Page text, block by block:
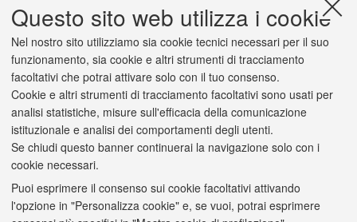
Questo sito web utilizza i cookie
Nel nostro sito utilizziamo sia cookie tecnici necessari per il suo
funzionamento, sia cookie e altri strumenti di tracciamento
facoltativi che potrai attivare solo con il tuo consenso.
Cookie e altri strumenti di tracciamento facoltativi sono usati per
analisi statistiche, misure sull'efficacia della comunicazione
istituzionale e analisi dei comportamenti degli utenti.
Se chiudi questo banner continuerai la navigazione solo con i
cookie necessari.
Puoi esprimere il consenso sui cookie facoltativi attivando
l'opzione in "Personalizza cookie" e, se vuoi, potrai esprimere
Domanda n.15
L'orario delle lezioni degli insegnamenti previsti nel periodo
di riferimento è stato congegnato in modo tale da consentire
una frequenza e una attività di studio individuale adeguate?
Apri il grafico